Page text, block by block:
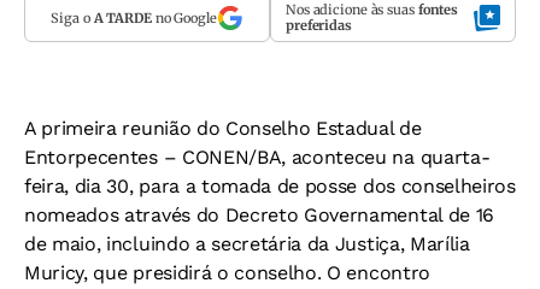
Siga o A TARDEno Google Nos adicione às suas fontes
preferidas
A primeira reunião do Conselho Estadual de
Entorpecentes – CONEN/BA, aconteceu na quarta-
feira, dia 30, para a tomada de posse dos conselheiros
nomeados através do Decreto Governamental de 16
de maio, incluindo a secretária da Justiça, Marília
Muricy, que presidirá o conselho. O encontro